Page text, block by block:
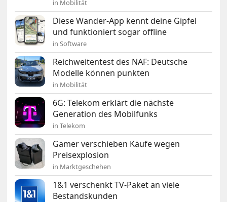
in Mobilität
Diese Wander-App kennt deine Gipfel
und funktioniert sogar offline
in Software
Reichweitentest des NAF: Deutsche
Modelle können punkten
in Mobilität
6G: Telekom erklärt die nächste
Generation des Mobilfunks
in Telekom
Gamer verschieben Käufe wegen
Preisexplosion
in Marktgeschehen
1&1 verschenkt TV-Paket an viele
Bestandskunden